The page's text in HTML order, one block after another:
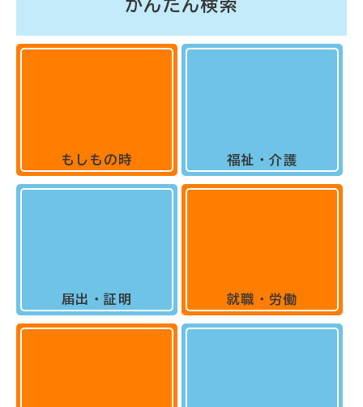
かんたん検索
もしもの時
届出・証明
福祉・介護
就職・労働